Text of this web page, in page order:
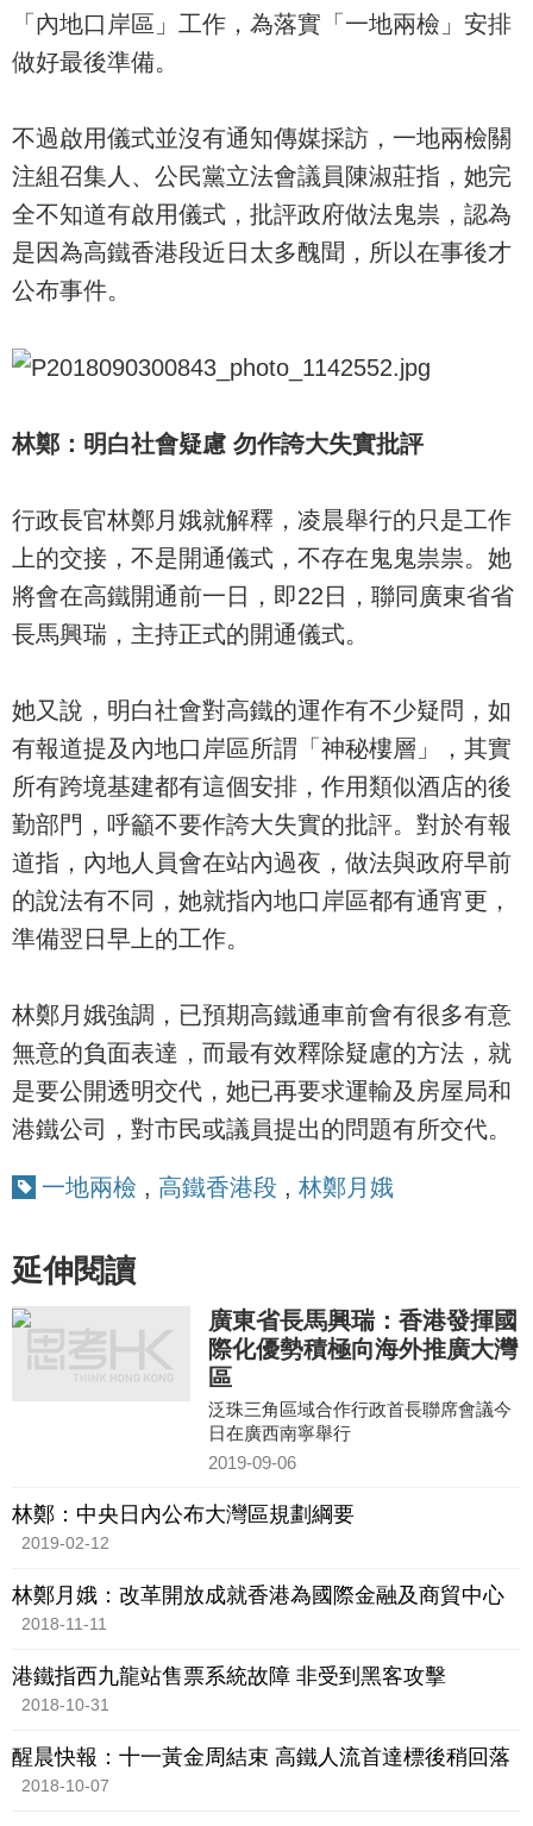
「內地口岸區」工作，為落實「一地兩檢」安排
做好最後準備。
不過啟用儀式並沒有通知傳媒採訪，一地兩檢關
注組召集人、公民黨立法會議員陳淑莊指，她完
全不知道有啟用儀式，批評政府做法鬼祟，認為
是因為高鐵香港段近日太多醜聞，所以在事後才
公布事件。
林鄭：明白社會疑慮 勿作誇大失實批評
行政長官林鄭月娥就解釋，凌晨舉行的只是工作
上的交接，不是開通儀式，不存在鬼鬼祟祟。她
將會在高鐵開通前一日，即22日，聯同廣東省省
長馬興瑞，主持正式的開通儀式。
她又說，明白社會對高鐵的運作有不少疑問，如
有報道提及內地口岸區所謂「神秘樓層」，其實
所有跨境基建都有這個安排，作用類似酒店的後
勤部門，呼籲不要作誇大失實的批評。對於有報
道指，內地人員會在站內過夜，做法與政府早前
的說法有不同，她就指內地口岸區都有通宵更，
準備翌日早上的工作。
林鄭月娥強調，已預期高鐵通車前會有很多有意
無意的負面表達，而最有效釋除疑慮的方法，就
是要公開透明交代，她已再要求運輸及房屋局和
港鐵公司，對市民或議員提出的問題有所交代。
一地兩檢 , 高鐵香港段 , 林鄭月娥
延伸閱讀
廣東省長馬興瑞：香港發揮國
際化優勢積極向海外推廣大灣
區
泛珠三角區域合作行政首長聯席會議今
日在廣西南寧舉行
2019-09-06
林鄭：中央日內公布大灣區規劃綱要
2019-02-12
林鄭月娥：改革開放成就香港為國際金融及商貿中心
2018-11-11
港鐵指西九龍站售票系統故障 非受到黑客攻擊
2018-10-31
醒晨快報：十一黃金周結束 高鐵人流首達標後稍回落
2018-10-07